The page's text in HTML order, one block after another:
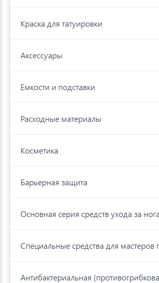
Краска для татуировки
Аксессуары
Емкости и подставки
Расходные материалы
Косметика
Барьерная защита
Основная серия средств ухода за
Специальные средства для мастеров
Антибактериальная